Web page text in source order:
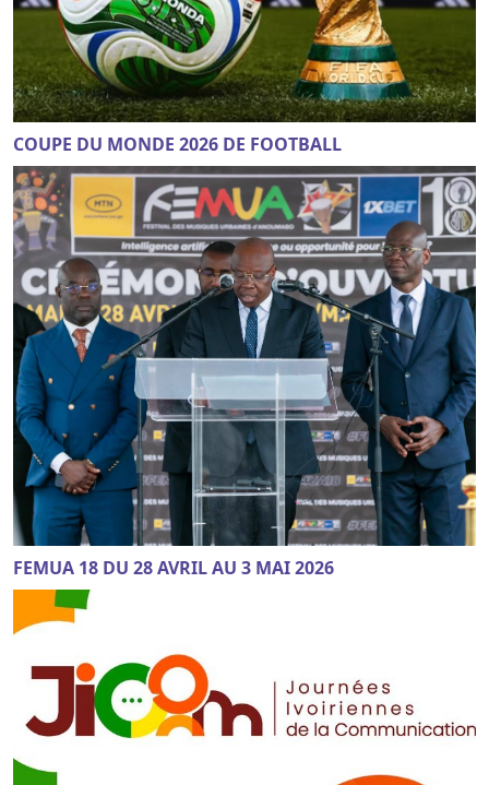
COUPE DU MONDE 2026 DE FOOTBALL
FEMUA 18 DU 28 AVRIL AU 3 MAI 2026